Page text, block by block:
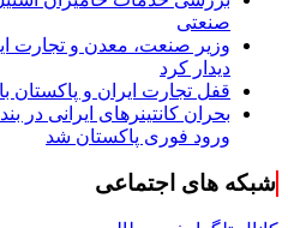
صنعتی
وزیر صنعت، معدن و تجارت
دیدار کرد
قفل تجارت ایران و پاکستان
بحران کانتینر‌های ایرانی
ورود فوری پاکستان شد
شبکه های اجتماعی